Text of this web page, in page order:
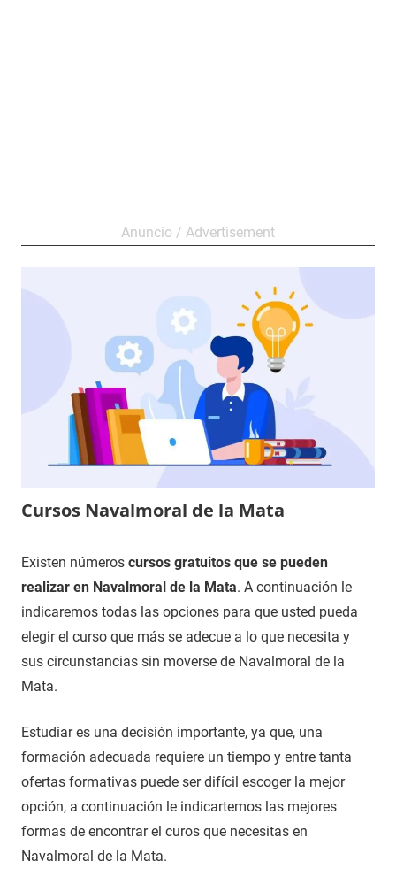
Cursos Navalmoral de la Mata
9
de
diciembre
2020
Maria
Cursos
en
Cáceres
Existen números cursos gratuitos que se pueden
realizar en Navalmoral de la Mata. A continuación le
indicaremos todas las opciones para que usted pueda
elegir el curso que más se adecue a lo que necesita y
sus circunstancias sin moverse de Navalmoral de la
Mata.
Estudiar es una decisión importante, ya que, una
formación adecuada requiere un tiempo y entre tanta
ofertas formativas puede ser difícil escoger la mejor
opción, a continuación le indicartemos las mejores
formas de encontrar el curos que necesitas en
Navalmoral de la Mata.